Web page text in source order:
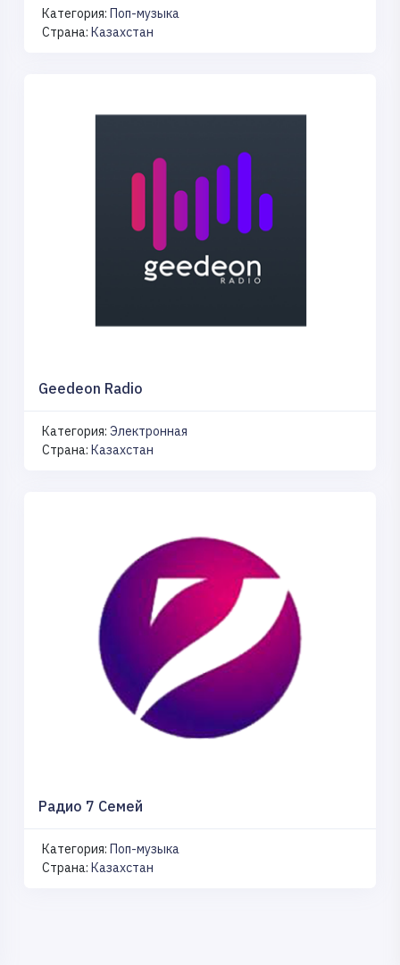
Категория: Поп-музыка
Страна: Казахстан
Geedeon Radio
Категория: Электронная
Страна: Казахстан
Радио 7 Семей
Категория: Поп-музыка
Страна: Казахстан